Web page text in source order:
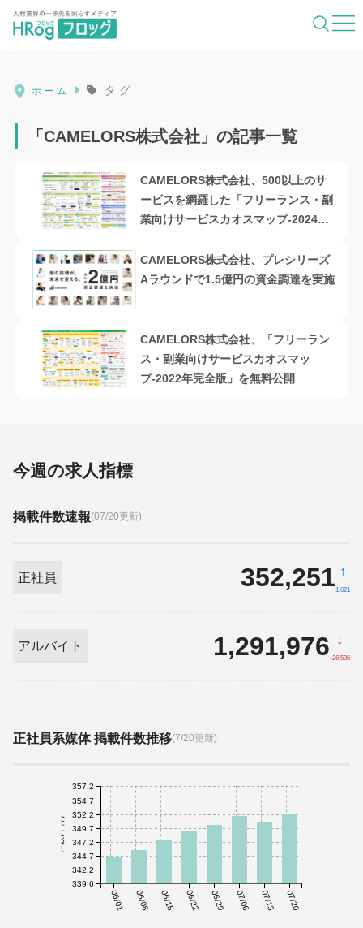
HRog | 人材業界の一歩先を照らすメディ
ホーム タグ
「CAMELORS株式会社」の記事一覧
CAMELORS株式会社、500以上のサ
ービスを網羅した「フリーランス・副
業向けサービスカオスマップ-2024年
CAMELORS株式会社、プレシリーズ
Aラウンドで1.5億円の資金調達を実施
CAMELORS株式会社、「フリーラン
ス・副業向けサービスカオスマッ
プ-2022年完全版」を無料公開
今週の求人指標
掲載件数速報(07/20更新)
正社員 352,251 ↑
1,621
アルバイト 1,291,976 ↓
-26,536
正社員系媒体 掲載件数推移(7/20更新)
06/01 06/08 06/15 06/22 06/29 07/06 07/13 07/20
件数(千件)
339.6
342.2
344.7
347.2
349.7
352.2
354.7
357.2